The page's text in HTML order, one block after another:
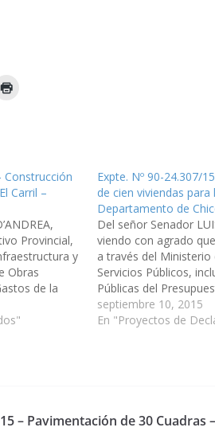
Construcción
Carril –
Provincial,
y
Obras
de la
de cien
Expte. Nº 90-24.307/
de cien viviendas
Departamento de
Del señor Senador
viendo con agrado
a través del
Servicios Públicos,
Públicas del
Provincia, Ejercicio
viviendas para la
septiembre 10, 2015
En "Proyectos de
– Pavimentación de 30 Cuadras –